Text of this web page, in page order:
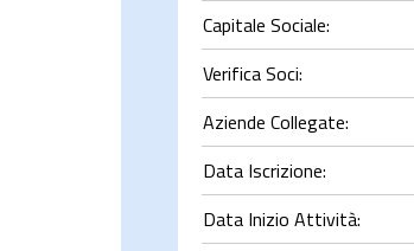
Capitale Sociale:
Verifica Soci:
Aziende Collegate:
Data Iscrizione:
Data Inizio Attività: